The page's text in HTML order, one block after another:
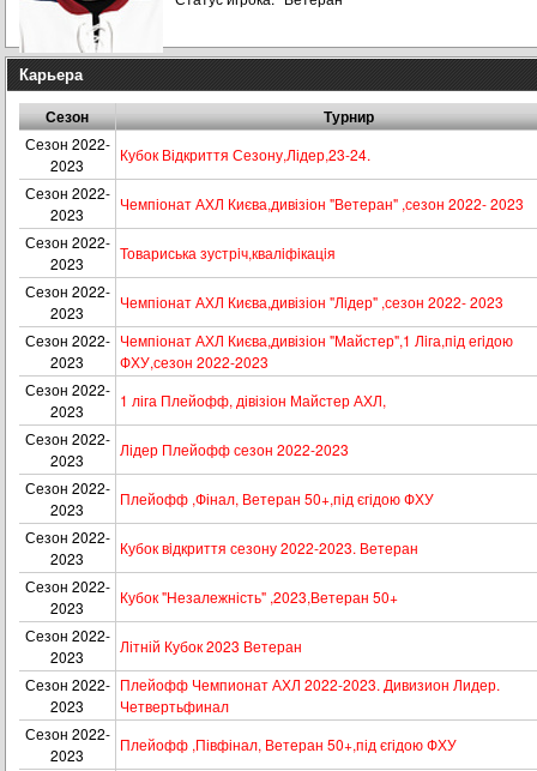
Карьера
Сезон Турнир
Сезон 2022-
2023
Кубок Відкриття Сезону,Лідер,23-24.
Сезон 2022-
2023
Чемпіонат АХЛ Києва,дивізіон "Ветеран" ,сезон 2022- 2023
Сезон 2022-
2023
Товариська зустрiч,квалiфiкацiя
Сезон 2022-
2023
Чемпіонат АХЛ Києва,дивізіон "Лiдер" ,сезон 2022- 2023
Сезон 2022-
2023
Чемпіонат АХЛ Києва,дивізіон "Майстер",1 Лiга,пiд егiдою
ФХУ,сезон 2022-2023
Сезон 2022-
2023
1 ліга Плейофф, дівізіон Майстер АХЛ,
Сезон 2022-
2023
Лідер Плейофф сезон 2022-2023
Сезон 2022-
2023
Плейофф ,Фінал, Ветеран 50+,під єгідою ФХУ
Сезон 2022-
2023
Кубок вiдкриття сезону 2022-2023. Ветеран
Сезон 2022-
2023
Кубок "Незалежність" ,2023,Ветеран 50+
Сезон 2022-
2023
Літній Кубок 2023 Ветеран
Сезон 2022-
2023
Плейофф Чемпионат АХЛ 2022-2023. Дивизион Лидер.
Четвертьфинал
Сезон 2022-
2023
Плейофф ,Півфінал, Ветеран 50+,під єгідою ФХУ